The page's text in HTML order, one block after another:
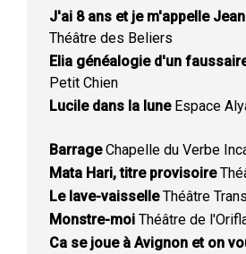
J'ai 8 ans et je m'appelle
Théâtre des Beliers
Elia généalogie d'un
Petit Chien
Lucile dans la luneEspace
BarrageChapelle du Verbe
Mata Hari, titre provisoire
Le lave-vaisselleThéâtre
Monstre-moi Théâtre de
Ca se joue à Avignon et on